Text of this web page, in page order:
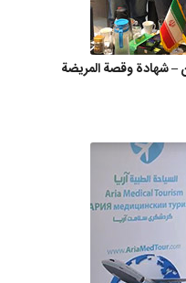
– شهادة وقصة المريضة